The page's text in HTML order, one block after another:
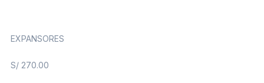
EXPANSORES
S/ 270.00